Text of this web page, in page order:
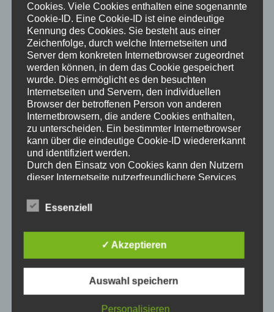
In einem künftigen Ladenlokal wurde von uns, während
von anderen Unternehmen weitere Gewerke ausgeführt
wurden, zur nachhaltigen Trocknung eine chemische
Horizontalsperre eingebracht. Trotz des recht
eingeschränkten „Zeitfensters“ wurde die Maßnahme
gewohnt zuverlässig ausgeführt und der Bauherrin
übergeben.
Sie uns eineeMail
Cookies. Viele Cookies enthalten eine sogenannte
Cookie-ID. Eine Cookie-ID ist eine eindeutige
Kennung des Cookies. Sie besteht aus einer
Zeichenfolge, durch welche Internetseiten und
Server dem konkreten Internetbrowser zugeordnet
werden können, in dem das Cookie gespeichert
wurde. Dies ermöglicht es den besuchten
Internetseiten und Servern, den individuellen
Browser der betroffenen Person von anderen
Internetbrowsern, die andere Cookies enthalten,
zu unterscheiden. Ein bestimmter Internetbrowser
kann über die eindeutige Cookie-ID wiedererkannt
und identifiziert werden.
Durch den Einsatz von Cookies kann den Nutzern
dieser Internetseite nutzerfreundlichere Services
möglich wären.
Mittels eines Cookies können die Informationen
des Benutzers optimiert werden. Cookies
ermöglichen uns, wie bereits erwähnt, die
Zweck dieser Wiedererkennung ist es, den
Nutzern die Verwendung unserer Internetseite zu
Essenziell
✓ Akzeptieren
Auswahl speichern
Personalisieren